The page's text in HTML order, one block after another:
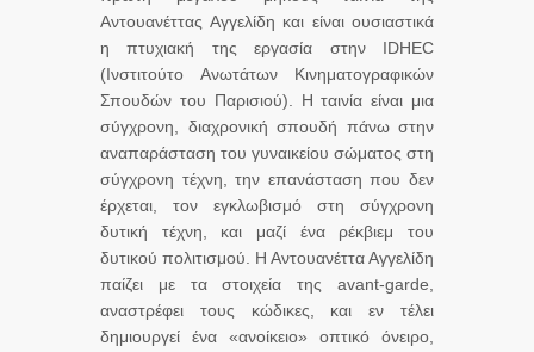
Αντουανέττας Αγγελίδη και είναι ουσιαστικά
η πτυχιακή της εργασία στην IDHEC
(Ινστιτούτο Ανωτάτων Κινηματογραφικών
Σπουδών του Παρισιού). Η ταινία είναι μια
σύγχρονη, διαχρονική σπουδή πάνω στην
αναπαράσταση του γυναικείου σώματος στη
σύγχρονη τέχνη, την επανάσταση που δεν
έρχεται, τον εγκλωβισμό στη σύγχρονη
δυτική τέχνη, και μαζί ένα ρέκβιεμ του
δυτικού πολιτισμού. Η Αντουανέττα Αγγελίδη
παίζει με τα στοιχεία της avant-garde,
αναστρέφει τους κώδικες, και εν τέλει
δημιουργεί ένα «ανοίκειο» οπτικό όνειρο,